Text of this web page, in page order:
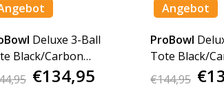
Deluxe 3-Ball
Black/Carbon
€134,95
Angebot
ProBowl
Tote Black/
€144,95